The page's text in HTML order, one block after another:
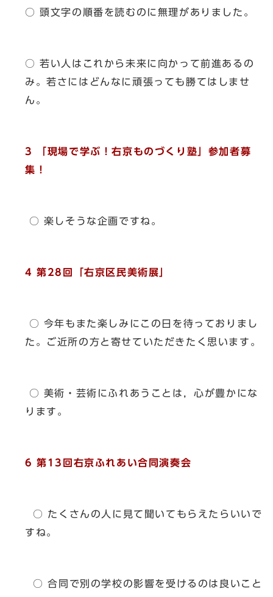
○ 頭文字の順番を読むのに無理がありました。
○ 若い人はこれから未来に向かって前進あるの
み。若さにはどんなに頑張っても勝てはしませ
ん。
3 「現場で学ぶ！右京ものづくり塾」参加者募
集！
○ 楽しそうな企画ですね。
4 第28回「右京区民美術展」
○ 今年もまた楽しみにこの日を待っておりまし
た。ご近所の方と寄せていただきたく思います。
○ 美術・芸術にふれあうことは，心が豊かにな
ります。
6 第13回右京ふれあい合同演奏会
○ たくさんの人に見て聞いてもらえたらいいで
すね。
○ 合同で別の学校の影響を受けるのは良いこと